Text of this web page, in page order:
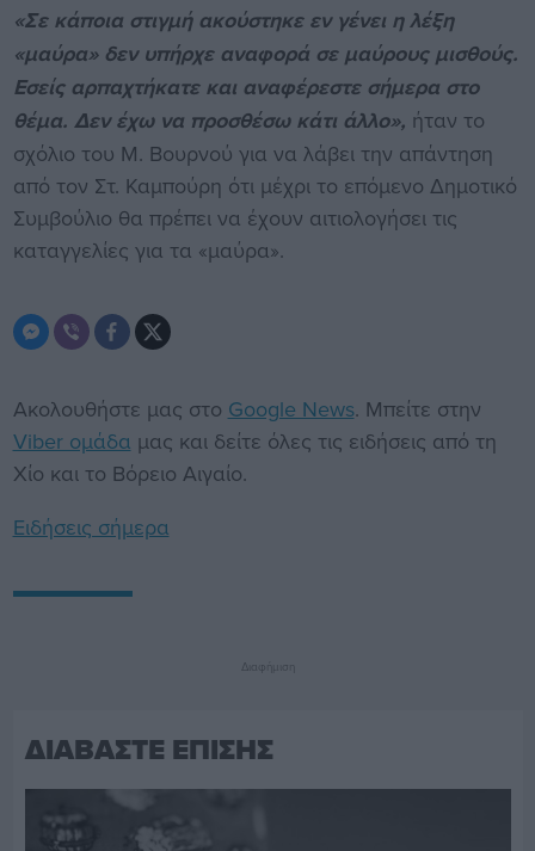
«Σε κάποια στιγμή ακούστηκε εν γένει η λέξη
«μαύρα» δεν υπήρχε αναφορά σε μαύρους μισθούς.
Εσείς αρπαχτήκατε και αναφέρεστε σήμερα στο
θέμα. Δεν έχω να προσθέσω κάτι άλλο», ήταν το
σχόλιο του Μ. Βουρνού για να λάβει την απάντηση
από τον Στ. Καμπούρη ότι μέχρι το επόμενο Δημοτικό
Συμβούλιο θα πρέπει να έχουν αιτιολογήσει τις
καταγγελίες για τα «μαύρα».
Ακολουθήστε μας στο Google News. Μπείτε στην
Viber ομάδα μας και δείτε όλες τις ειδήσεις από τη
Χίο και το Βόρειο Αιγαίο.
Ειδήσεις σήμερα
Διαφήμιση
ΔΙΑΒΑΣΤΕ ΕΠΙΣΗΣ